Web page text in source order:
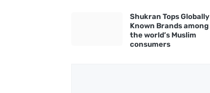
Shukran Tops Globally
Known Brands among
the world’s Muslim
consumers